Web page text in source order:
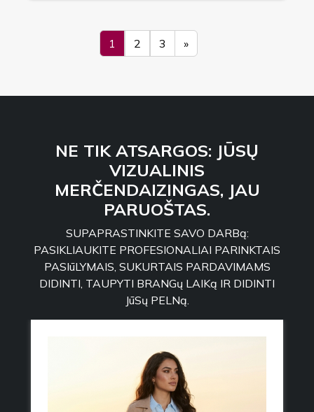
1 2 3 »
NE TIK ATSARGOS: JŪSŲ
VIZUALINIS
MERČENDAIZINGAS, JAU
PARUOŠTAS.
SUPAPRASTINKITE SAVO DARBą:
PASIKLIAUKITE PROFESIONALIAI PARINKTAIS
PASIūLYMAIS, SUKURTAIS PARDAVIMAMS
DIDINTI, TAUPYTI BRANGų LAIKą IR DIDINTI
JūSų PELNą.